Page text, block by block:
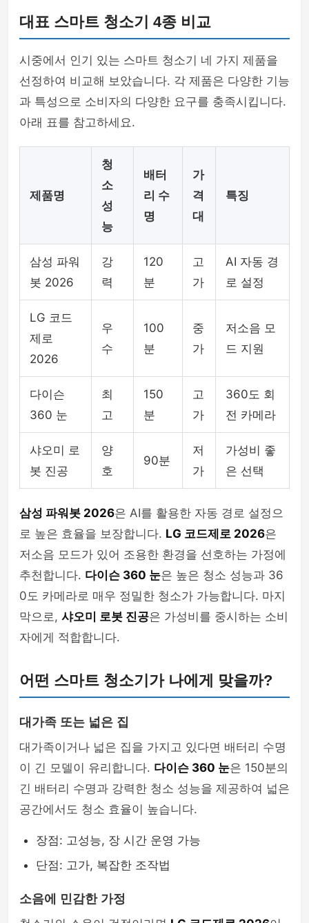
대표 스마트 청소기 4종 비교
시중에서 인기 있는 스마트 청소기 네 가지 제품을
선정하여 비교해 보았습니다. 각 제품은 다양한 기능
과 특성으로 소비자의 다양한 요구를 충족시킵니다.
아래 표를 참고하세요.
제품명
청
소
성
능
배터
리 수
명
가
격
대
특징
삼성 파워
봇 2026
강
력
120
분
고
가
AI 자동 경
로 설정
LG 코드
제로
2026
우
수
100
분
중
가
저소음 모
드 지원
다이슨
360 눈
최
고
150
분
고
가
360도 회
전 카메라
샤오미 로
봇 진공
양
호
90분
저
가
가성비 좋
은 선택
삼성 파워봇 2026은 AI를 활용한 자동 경로 설정으
로 높은 효율을 보장합니다. LG 코드제로 2026은
저소음 모드가 있어 조용한 환경을 선호하는 가정에
추천합니다. 다이슨 360 눈은 높은 청소 성능과 36
0도 카메라로 매우 정밀한 청소가 가능합니다. 마지
막으로, 샤오미 로봇 진공은 가성비를 중시하는 소비
자에게 적합합니다.
어떤 스마트 청소기가 나에게 맞을까?
대가족 또는 넓은 집
대가족이거나 넓은 집을 가지고 있다면 배터리 수명
이 긴 모델이 유리합니다. 다이슨 360 눈은 150분의
긴 배터리 수명과 강력한 청소 성능을 제공하여 넓은
공간에서도 청소 효율이 높습니다.
장점: 고성능, 장 시간 운영 가능
단점: 고가, 복잡한 조작법
소음에 민감한 가정